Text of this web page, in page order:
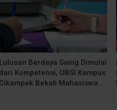
Lulusan Berdaya Saing Dimulai
dari Kompetensi, UBSI Kampus
Cikampek Bekali Mahasiswa…